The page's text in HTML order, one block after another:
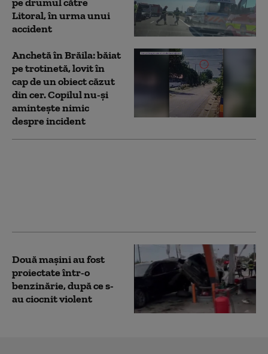
Litoral, în urma unui
accident
Anchetă în Brăila: băiat
pe trotinetă, lovit în
cap de un obiect căzut
din cer. Copilul nu-și
amintește nimic
despre incident
Două mașini au fost
proiectate într-o
benzinărie, după ce s-
au ciocnit violent